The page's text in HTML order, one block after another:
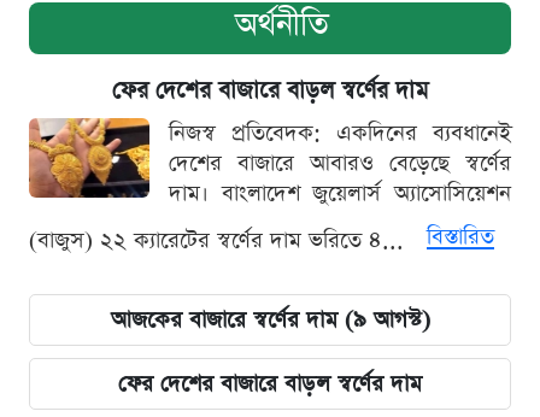
অর্থনীতি
ফের দেশের বাজারে বাড়ল স্বর্ণের দাম
নিজস্ব প্রতিবেদক: একদিনের ব্যবধানেই
দেশের বাজারে আবারও বেড়েছে স্বর্ণের
দাম। বাংলাদেশ জুয়েলার্স অ্যাসোসিয়েশন
(বাজুস) ২২ ক্যারেটের স্বর্ণের দাম ভরিতে ৪...
বিস্তারিত
আজকের বাজারে স্বর্ণের দাম (৯ আগস্ট)
ফের দেশের বাজারে বাড়ল স্বর্ণের দাম